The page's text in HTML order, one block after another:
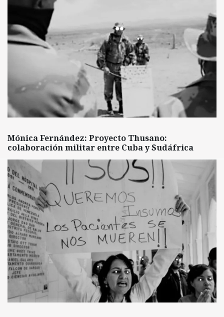
Mónica Fernández: Proyecto Thusano:
colaboración militar entre Cuba y Sudáfrica